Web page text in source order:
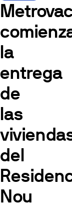
la
entrega
de
las
del
Nou